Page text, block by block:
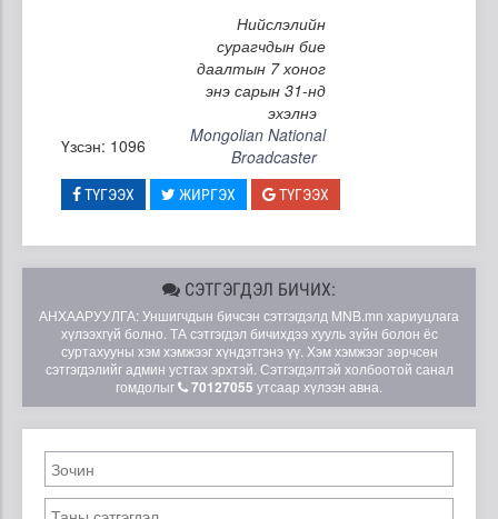
Нийслэлийн
сурагчдын бие
даалтын 7 хоног
энэ сарын 31-нд
эхэлнэ
Үзсэн: 1096
Mongolian National
Broadcaster
ТҮГЭЭХ ЖИРГЭХ ТҮГЭЭХ
СЭТГЭГДЭЛ БИЧИХ:
АНХААРУУЛГА: Уншигчдын бичсэн сэтгэгдэлд MNB.mn хариуцлага
хүлээхгүй болно. ТА сэтгэгдэл бичихдээ хууль зүйн болон ёс
суртахууны хэм хэмжээг хүндэтгэнэ үү. Хэм хэмжээг зөрчсөн
сэтгэгдэлийг админ устгах эрхтэй. Сэтгэгдэлтэй холбоотой санал
гомдолыг
70127055 утсаар хүлээн авна.